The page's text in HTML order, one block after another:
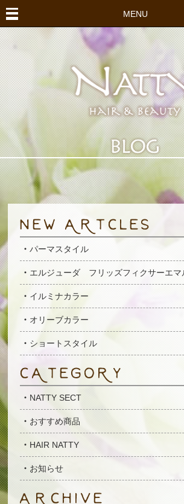
MENU
パーマスタイル
エルジューダ フリッズフィクサーエマ
イルミナカラー
オリーブカラー
ショートスタイル
NATTY SECT
おすすめ商品
HAIR NATTY
お知らせ